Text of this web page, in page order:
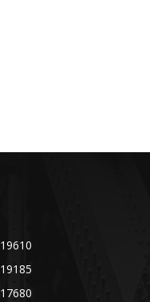
19610
19185
17680